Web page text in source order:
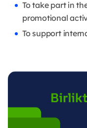
To take part in
promotional
To support